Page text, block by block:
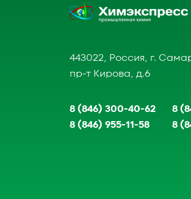
443022, Россия, г.
пр-т Кирова, д.6
8 (846) 300-40-62
8
8 (846) 955-11-58
8